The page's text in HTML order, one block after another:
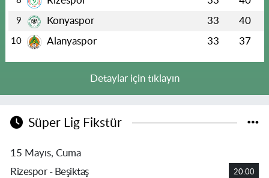
9 Konyaspor 33 40
10 Alanyaspor 33 37
Detaylar için tıklayın
Süper Lig Fikstür
15 Mayıs, Cuma
Rizespor - Beşiktaş
20:00